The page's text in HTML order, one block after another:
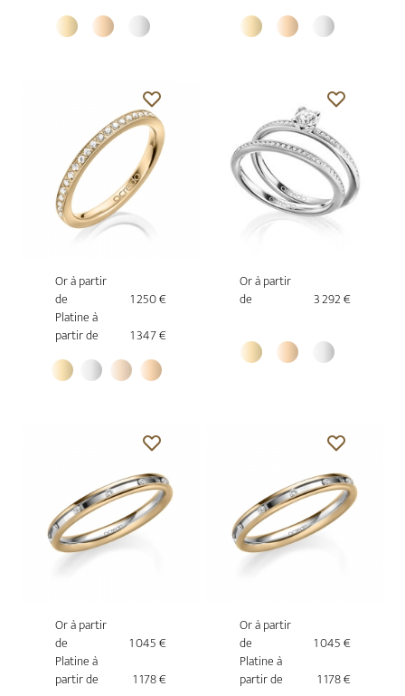
Or à partir
de
1 250 €
Platine à
partir de
1 347 €
Or à partir
de
3 292 €
Or à partir
de
1 045 €
Platine à
partir de
1 178 €
Or à partir
de
1 045 €
Platine à
partir de
1 178 €